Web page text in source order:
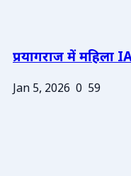
प्रयागराज में महिला
Jan 5, 2026 0 59